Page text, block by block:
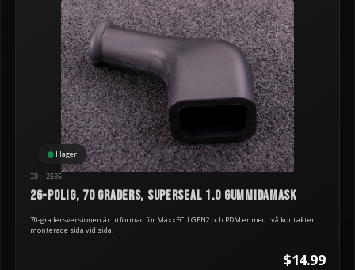
I lager
ID: 2505
26-polig, 70 graders, Superseal 1.0 gummidamask
70-gradersversionen är utformad för MaxxECU GEN2 och PDM:er med två kontakter
monterade sida vid sida.
$14.99